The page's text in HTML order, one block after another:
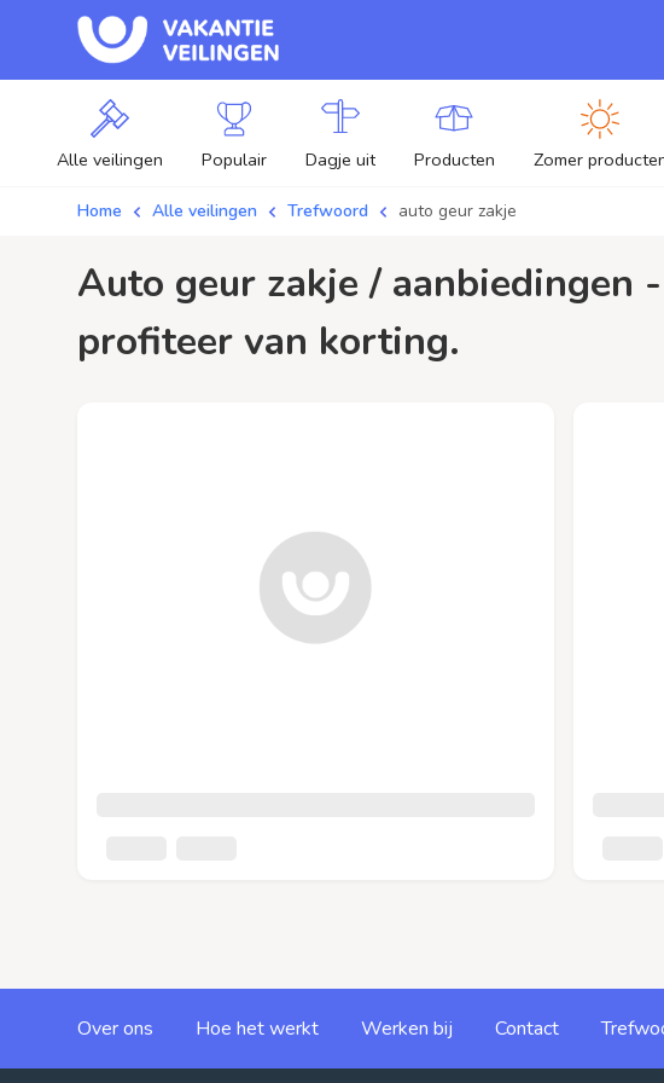
Alle veilingen Populair Dagje uit Producten Zomer
Home Alle veilingen Trefwoord auto geur zakje
auto geur zakje / aanbiedingen - Plaats je bod op auto geur zakje veilingen en
profiteer van korting.
Over ons Hoe het werkt Werken bij Contact